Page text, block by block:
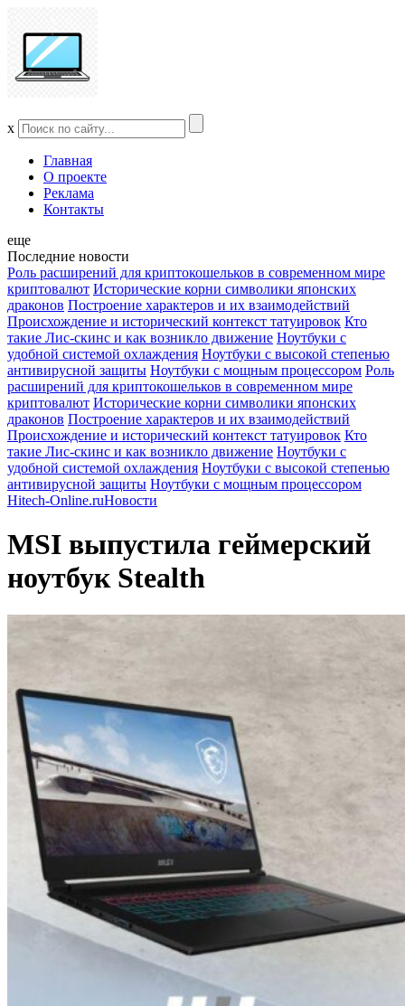
x
Главная
О проекте
Реклама
Контакты
еще
Последние новости
Роль расширений для криптокошельков в современном мире
криптовалют Исторические корни символики японских
драконов Построение характеров и их взаимодействий
Происхождение и исторический контекст татуировок Кто
такие Лис-скинс и как возникло движение Ноутбуки с
удобной системой охлаждения Ноутбуки с высокой степенью
антивирусной защиты Ноутбуки с мощным процессором Роль
расширений для криптокошельков в современном мире
криптовалют Исторические корни символики японских
драконов Построение характеров и их взаимодействий
Происхождение и исторический контекст татуировок Кто
такие Лис-скинс и как возникло движение Ноутбуки с
удобной системой охлаждения Ноутбуки с высокой степенью
антивирусной защиты Ноутбуки с мощным процессором
Hitech-Online.ruНовости
MSI выпустила геймерский
ноутбук Stealth